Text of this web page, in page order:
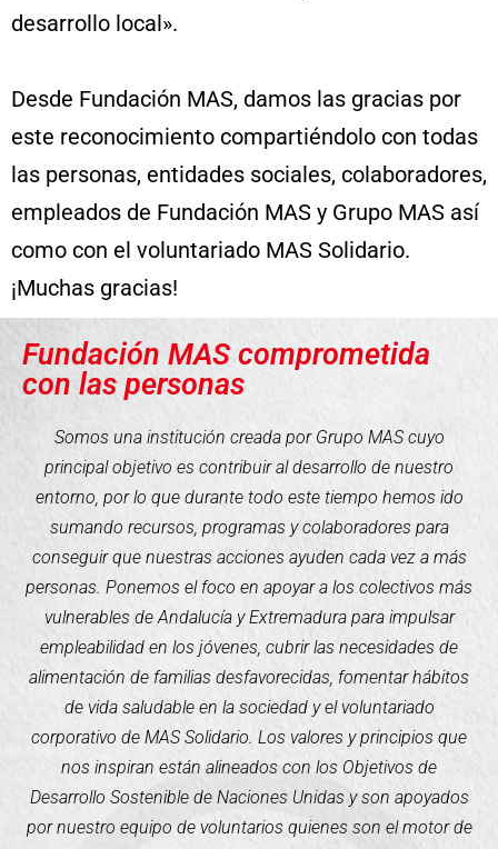
desarrollo local».
Desde Fundación MAS, damos las gracias por
este reconocimiento compartiéndolo con todas
las personas, entidades sociales, colaboradores,
empleados de Fundación MAS y Grupo MAS así
como con el voluntariado MAS Solidario.
¡Muchas gracias!
Fundación MAS comprometida
con las personas
Somos una institución creada por Grupo MAS cuyo
principal objetivo es contribuir al desarrollo de nuestro
entorno, por lo que durante todo este tiempo hemos ido
sumando recursos, programas y colaboradores para
conseguir que nuestras acciones ayuden cada vez a más
personas. Ponemos el foco en apoyar a los colectivos más
vulnerables de Andalucía y Extremadura para impulsar
empleabilidad en los jóvenes, cubrir las necesidades de
alimentación de familias desfavorecidas, fomentar hábitos
de vida saludable en la sociedad y el voluntariado
corporativo de MAS Solidario. Los valores y principios que
nos inspiran están alineados con los Objetivos de
Desarrollo Sostenible de Naciones Unidas y son apoyados
por nuestro equipo de voluntarios quienes son el motor de